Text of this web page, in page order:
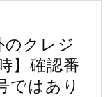
のクレジ
】確認番
ではあり